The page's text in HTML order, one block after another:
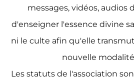
messages, vidéos, audios
d'enseigner l'essence divine
ni le culte afin qu'elle
nouvelle
Les statuts de l'association